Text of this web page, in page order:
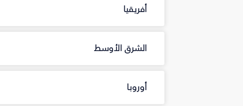
أفريقيا
الشرق الأوسط
أوروبا